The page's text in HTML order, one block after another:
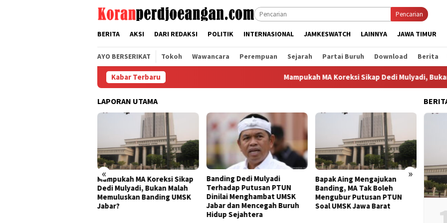
Pencarian
BERITA AKSI DARI REDAKSI POLITIK INTERNASIONAL JAMKESWATCH LAINNYA JAWA TIMUR
AYO BERSERIKAT Tokoh Wawancara Perempuan Sejarah Partai Buruh Download Berita
Kabar Terbaru Mampukah MA Koreksi Sikap Dedi Mulyadi, Bukan
LAPORAN UTAMA
« »
Banding Dedi Mulyadi
Terhadap Putusan PTUN
Dinilai Menghambat UMSK
Jabar dan Mencegah Buruh
Bapak Aing Mengajukan
Banding, MA Tak Boleh
Mengubur Putusan PTUN
Soal UMSK Jawa Barat
Sengketa UMSK Jabar 2026
Tak Berkesudahan, Dedi
Mulyadi Terancam
Pemberhentian Sementara